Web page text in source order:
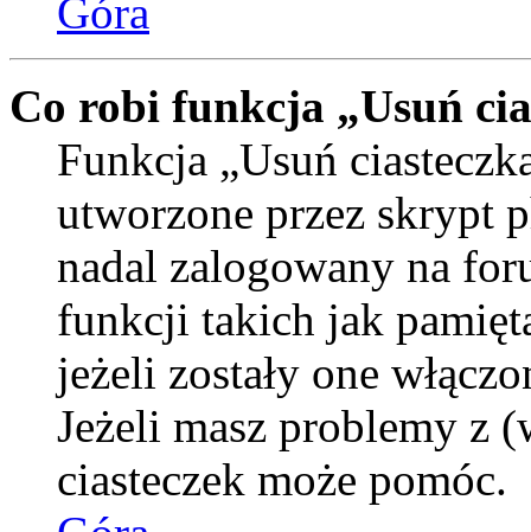
Góra
Co robi funkcja „Usuń
Funkcja „Usuń
utworzone przez skrypt
nadal zalogowany na
funkcji takich jak
jeżeli zostały one
Jeżeli masz problemy z
ciasteczek może pomóc.